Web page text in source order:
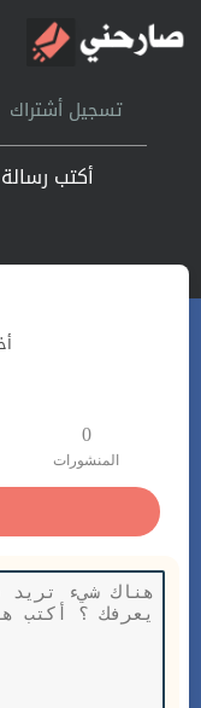
الرئيسيةتسجيل أشتراك
أكتب
0
المنشورات